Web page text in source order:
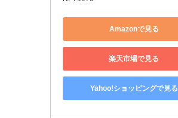
Amazonで見る
楽天市場で見る
Yahoo!ショッピングで見る